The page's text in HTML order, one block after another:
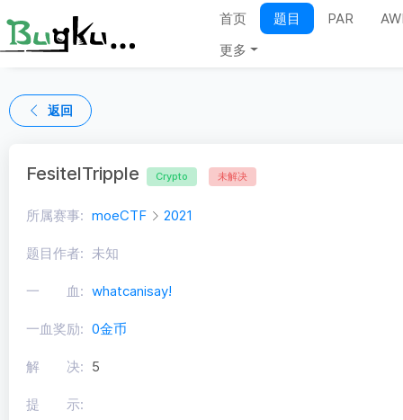
首页 题目 PAR
更多
返回
FesitelTripple Crypto 未解决
所属赛事: moeCTF 2021
题目作者: 未知
一 血: whatcanisay!
一血奖励: 0金币
解 决: 5
提 示: